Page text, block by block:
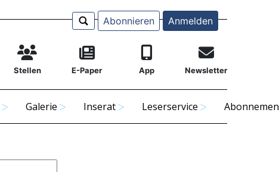
Abonnieren Anmelden
Stellen E-Paper App Newsletter
Galerie Inserat Leserservice